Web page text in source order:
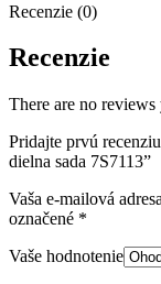
Recenzie (0)
Recenzie
There are no reviews
Pridajte prvú
dielna sada 7S7113”
Vaša e-mailová
označené *
Vaše hodnotenie